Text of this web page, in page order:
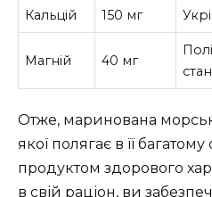
Кальцій 150 мг
Магній 40 мг
Отже, маринована
якої полягає в її
продуктом здорового
в свій раціон, ви